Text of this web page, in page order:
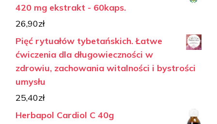
420 mg ekstrakt - 60kaps.
26,90zł
Pięć rytuałów tybetańskich. Łatwe
ćwiczenia dla długowieczności w
zdrowiu, zachowania witalności i bystrości
umysłu
25,40zł
Herbapol Cardiol C 40g